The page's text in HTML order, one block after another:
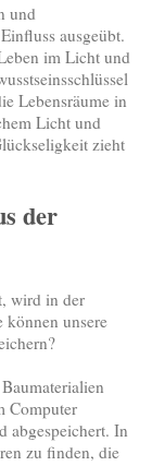
und
ausgeübt.
im Licht und
Lebensräume in
Licht und
zieht
der
wird in der
können unsere
Computer
abgespeichert. In
zu finden, die